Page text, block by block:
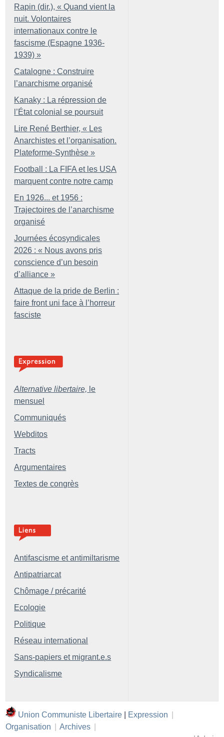
Rapin (dir.), « Quand vient la
nuit. Volontaires
internationaux contre le
fascisme (Espagne 1936-
1939) »
Catalogne : Construire
l’anarchisme organisé
Kanaky : La répression de
l’État colonial se poursuit
Lire René Berthier, « Les
Anarchistes et l’organisation.
Plateforme-Synthèse »
Football : La FIFA et les USA
marquent contre notre camp
En 1926... et 1956 :
Trajectoires de l’anarchisme
organisé
Journées écosyndicales
2026 : « Nous avons pris
conscience d’un besoin
d’alliance »
Attaque de la pride de Berlin :
faire front uni face à l’horreur
fasciste
Alternative libertaire, le
mensuel
Communiqués
Webditos
Tracts
Argumentaires
Textes de congrès
Antifascisme et antimiltarisme
Antipatriarcat
Chômage / précarité
Ecologie
Politique
Réseau international
Sans-papiers et migrant.e.s
Syndicalisme
Union Communiste Libertaire Expression
Organisation
Archives